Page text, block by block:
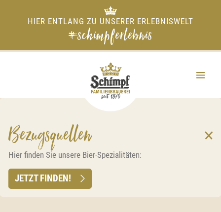
HIER ENTLANG ZU UNSERER ERLEBNISWELT
#schimpferlebnis
Bezugsquellen
Hier finden Sie unsere Bier-Spezialitäten:
JETZT FINDEN!